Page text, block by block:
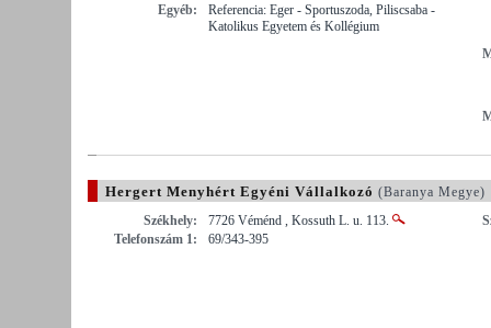
Egyéb:
Referencia: Eger - Sportuszoda, Piliscsaba -
Katolikus Egyetem és Kollégium
Hergert Menyhért Egyéni Vállalkozó (Baranya Megye)
Székhely:
7726 Véménd , Kossuth L. u. 113.
Telefonszám 1:
69/343-395